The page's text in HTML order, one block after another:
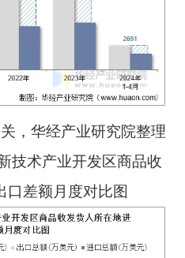
，华经产业研究院整理
术产业开发区商品收
口差额月度对比图